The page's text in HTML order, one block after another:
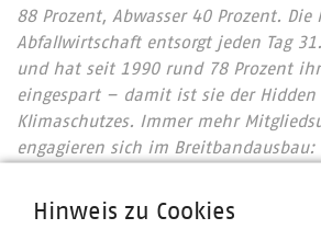
88 Prozent, Abwasser 40 Prozent. Die
Abfallwirtschaft entsorgt jeden Tag
und hat seit 1990 rund 78 Prozent
eingespart – damit ist sie der Hidden
Klimaschutzes. Immer mehr
engagieren sich im
wollen 90 Prozent der kommunalen
Hinweis zu Cookies